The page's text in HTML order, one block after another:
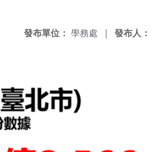
發布人：
發布單位： 學務處 |